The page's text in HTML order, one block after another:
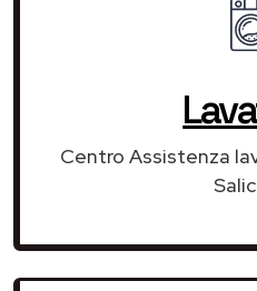
Centro Assistenza